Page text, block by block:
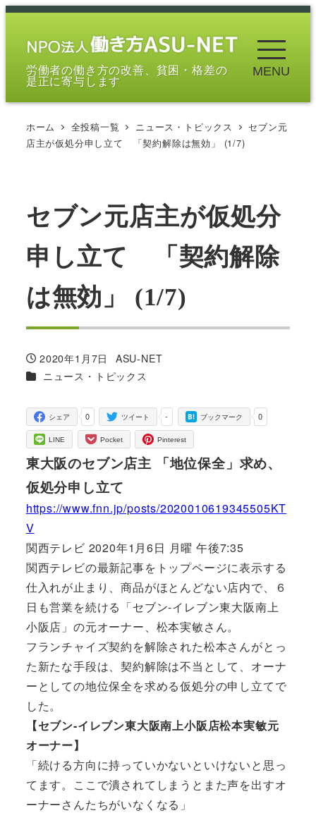
メ
労働者の働き方の改善、貧困・格差の
是正に寄与します
MENU
ホーム 全投稿一覧 ニュース・トピックス
セブン元
店主が仮処分申し立て 「契約解除は無効」 (1/7)
セブン元店主が仮処分
申し立て 「契約解除
は無効」 (1/7)
投稿日
2020年1月7日
著
者
ASU-NET
カテゴリー
ニュース・トピックス
0
シェア -
ツイート 0
ブックマーク
LINE Pocket Pinterest
東大阪のセブン店主 「地位保全」求め、
仮処分申し立て
https://www.fnn.jp/posts/2020010619345505KT
V
関西テレビ 2020年1月6日 月曜 午後7:35
関西テレビの最新記事をトップページに表示する
仕入れが止まり、商品がほとんどない店内で、６
日も営業を続ける「セブン‐イレブン東大阪南上
小阪店」の元オーナー、松本実敏さん。
フランチャイズ契約を解除された松本さんがとっ
た新たな手段は、契約解除は不当として、オーナ
ーとしての地位保全を求める仮処分の申し立てで
した。
【セブン‐イレブン東大阪南上小阪店松本実敏元
オーナー】
「続ける方向に持っていかないといけないと思っ
てます。ここで潰されてしまうとまた声を出すオ
ーナーさんたちがいなくなる」